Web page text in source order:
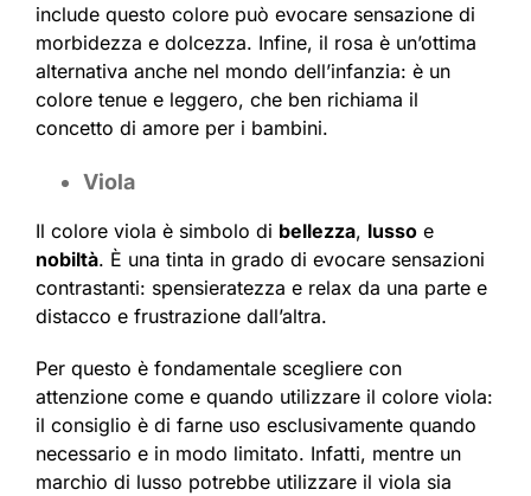
include questo colore può evocare sensazione di
morbidezza e dolcezza. Infine, il rosa è un’ottima
alternativa anche nel mondo dell’infanzia: è un
colore tenue e leggero, che ben richiama il
concetto di amore per i bambini.
Viola
Il colore viola è simbolo di bellezza, lusso e
nobiltà. È una tinta in grado di evocare sensazioni
contrastanti: spensieratezza e relax da una parte e
distacco e frustrazione dall’altra.
Per questo è fondamentale scegliere con
attenzione come e quando utilizzare il colore viola:
il consiglio è di farne uso esclusivamente quando
necessario e in modo limitato. Infatti, mentre un
marchio di lusso potrebbe utilizzare il viola sia